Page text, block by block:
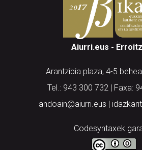
Aiurri.eus - Erroitz
Arantzibia plaza, 4-5
Tel.: 943 300 732 | Faxa:
andoain@aiurri.eus |
Codesyntaxek